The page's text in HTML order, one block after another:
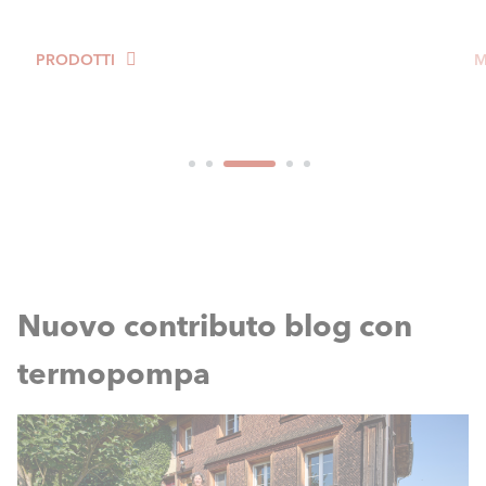
MAGGIORI INFORMAZIONI
Nuovo contributo blog con
termopompa